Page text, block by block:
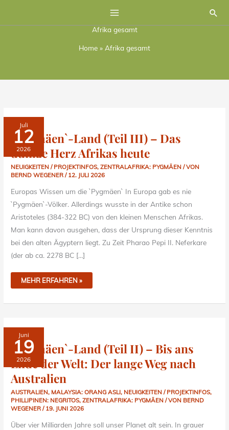
Afrika gesamt
Home » Afrika gesamt
Juli
12
2026
`Pygmäen`-Land (Teil III) – Das
dunkle Herz Afrikas heute
NEUIGKEITEN / PROJEKTINFOS,ZENTRALAFRIKA: PYGMÄEN / VON
BERND WEGENER/ 12. JULI 2026
Europas Wissen um die `Pygmäen` In Europa gab es nie
`Pygmäen`-Völker. Allerdings wusste in der Antike schon
Aristoteles (384-322 BC) von den kleinen Menschen Afrikas.
Man kann davon ausgehen, dass der Ursprung dieser Kenntnis
bei den alten Ägyptern liegt. Zu Zeit Pharao Pepi II. Neferkare
(der ab ca. 2278 BC […]
`PYGMÄEN`-
LAND
(TEIL
III)
–
DAS
DUNKLE
AFRIKAS
HEUTE
MEHR ERFAHREN »
Juni
19
2026
`Pygmäen`-Land (Teil II) – Bis ans
Ende der Welt: Der lange Weg nach
Australien
AUSTRALIEN, MALAYSIA: ORANG ASLI, NEUIGKEITEN / PROJEKTINFOS,
PHILLIPINEN: NEGRITOS,ZENTRALAFRIKA: PYGMÄEN / VON BERND
WEGENER/ 19. JUNI 2026
Über vier Milliarden Jahre soll unser Planet alt sein. In grauer
`PYGMÄEN`-
LAND
(TEIL
II)
–
BIS
ANS
DER
WELT:
DER
LANGE
WEG
NACH